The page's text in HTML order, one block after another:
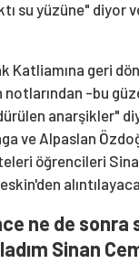
su yüzüne" diyor
Katliamına geri
notlarından -bu
anarşikler"
ve Alpaslan
öğrencileri
ne de sonra
Sinan